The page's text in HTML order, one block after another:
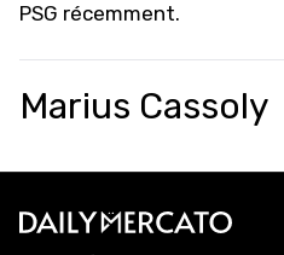
PSG récemment.
Marius Cassoly